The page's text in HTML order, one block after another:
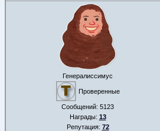
Генералиссимус
Проверенные
Сообщений: 5123
Награды: 13
Репутация: 72